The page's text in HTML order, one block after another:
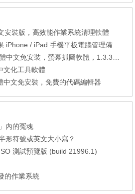
安裝版，高效能作業系統清理軟體
/ iPad 手機平板電腦管理備份還原軟體
免安裝，螢幕抓圖軟體，1.3.315 安裝版
文化工具軟體
中文免安裝，免費的代碼編輯器
內的冤魂
形符號或英文大小寫？
測試預覽版 (build 21996.1)
的作業系統